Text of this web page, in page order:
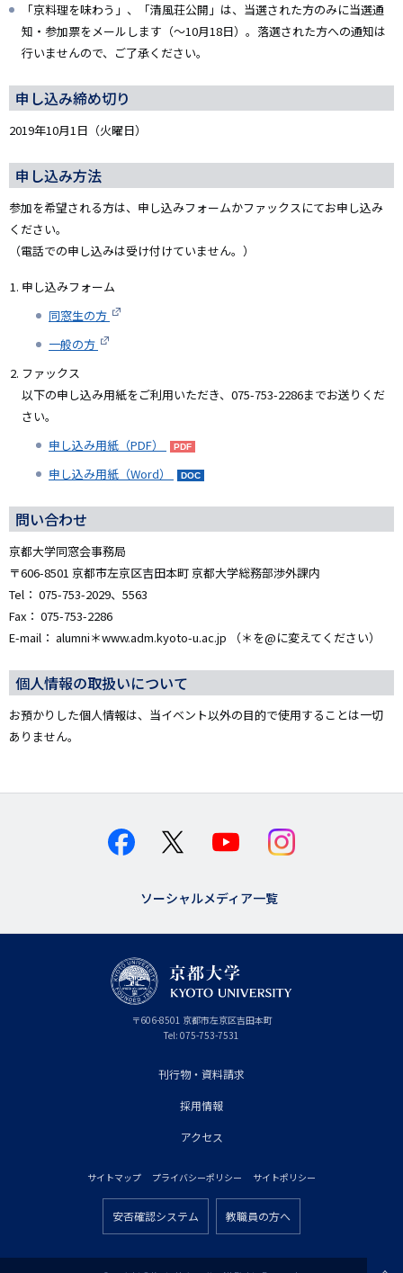
「京料理を味わう」、「清風荘公開」は、当選された方のみに当選通
知・参加票をメールします（～10月18日）。落選された方への通知は
行いませんので、ご了承ください。
申し込み締め切り
2019年10月1日（火曜日）
申し込み方法
参加を希望される方は、申し込みフォームかファックスにてお申し込み
ください。
（電話での申し込みは受け付けていません。）
申し込みフォーム
同窓生の方
一般の方
ファックス
​以下の申し込み用紙をご利用いただき、075-753-2286までお送りくだ
さい。
申し込み用紙（PDF）
申し込み用紙（Word）
問い合わせ
京都大学同窓会事務局
〒606-8501 京都市左京区吉田本町 京都大学総務部渉外課内
Tel： 075-753-2029、5563
Fax： 075-753-2286
E-mail： alumni＊www.adm.kyoto-u.ac.jp （＊を@に変えてください）
個人情報の取扱いについて
お預かりした個人情報は、当イベント以外の目的で使用することは一切
ありません。
ソーシャルメディア一覧
〒606-8501 京
都
府
京都市左京区吉田本町
Tel: 075-753-7531
刊行物・資料請求
採用情報
アクセス
タ
サイトマップ プライバシーポリシー サイトポリシー
ッ
安否確認システム 教職員の方へ